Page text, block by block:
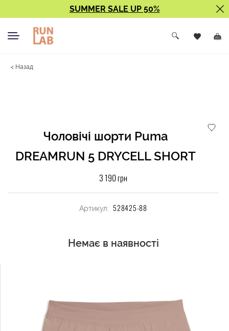
SUMMER SALE UP 50%
< Назад
Чоловічі шорти Puma
DREAMRUN 5 DRYCELL SHORT
3 190 грн
Артикул: 528425-88
Немає в наявності